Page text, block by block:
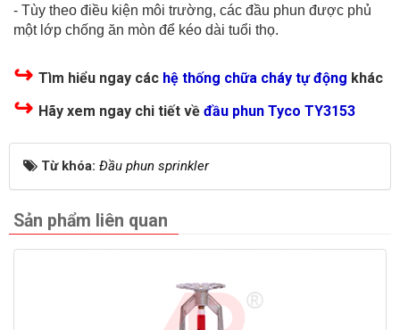
- Tùy theo điều kiện môi trường, các đầu phun được phủ
một lớp chống ăn mòn để kéo dài tuổi thọ.
↪ Tìm hiểu ngay các hệ thống chữa cháy tự động khác
↪ Hãy xem ngay chi tiết về đầu phun Tyco TY3153
Từ khóa: Đầu phun sprinkler
Sản phẩm liên quan